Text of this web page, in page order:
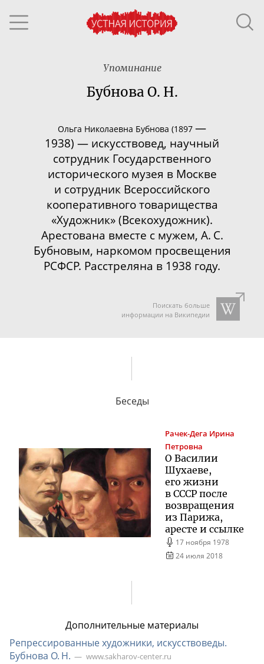
Упоминание
Бубнова О. Н.
Ольга Николаевна Бубнова (1897 —
1938) — искусствовед, научный
сотрудник Государственного
исторического музея в Москве
и сотрудник Всероссийского
кооперативного товарищества
«Художник» (Всекохудожник).
Арестована вместе с мужем, А. С.
Бубновым, наркомом просвещения
РСФСР. Расстреляна в 1938 году.
Поискать больше
информации на Википедии
Беседы
Рачек-Дега Ирина
Петровна
О Василии
Шухаеве,
его жизни
в СССР после
возвращения
из Парижа,
аресте и ссылке
17 ноября 1978
24 июля 2018
Дополнительные материалы
Репрессированные художники, искусствоведы.
Бубнова О. Н.
www.sakharov-center.ru